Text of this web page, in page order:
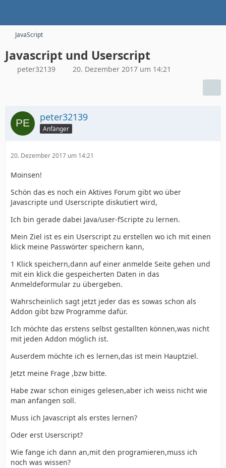
JavaScript
Javascript und Userscript
peter32139 20. Dezember 2017 um 14:21
peter32139
Anfänger
20. Dezember 2017 um 14:21
Moinsen!
Schön das es noch ein Aktives Forum gibt wo über
Javascripte und Userscripte diskutiert wird,
Ich bin gerade dabei Java/user-fScripte zu lernen.
Mein Ziel ist es ein Userscript zu erstellen wo ich mit einen
klick meine Passwörter speichern kann,
1 Klick speichern,dann auf einer anmelde Seite gehen und
mit ein klick die gespeicherten Daten in das
Anmeldeformular zu übergeben.
Wahrscheinlich sagt jetzt jeder das es sowas schon als
Addon gibt bzw Programme dafür.
Ich möchte das erstens selbst gestallten können,was nicht
mit jeden Addon möglich ist.
Auserdem möchte ich es lernen,das ist mein Hauptziel.
Jetzt meine Frage ,bzw bitte.
Habe zwar schon einiges gelesen,aber ich weiss nicht wie
man anfangen soll.
Muss ich Javascript als erstes lernen?
Oder erst Userscript?
Wie fange ich dann an,mit den programieren,muss ich
noch was wissen?